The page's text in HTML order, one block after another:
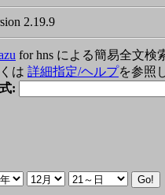
2.19.9
for hns による簡易全文検
は 詳細指定/ヘルプを参照
: